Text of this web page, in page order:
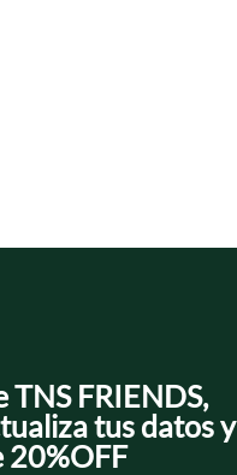
TNS FRIENDS,
tus datos y
20%OFF